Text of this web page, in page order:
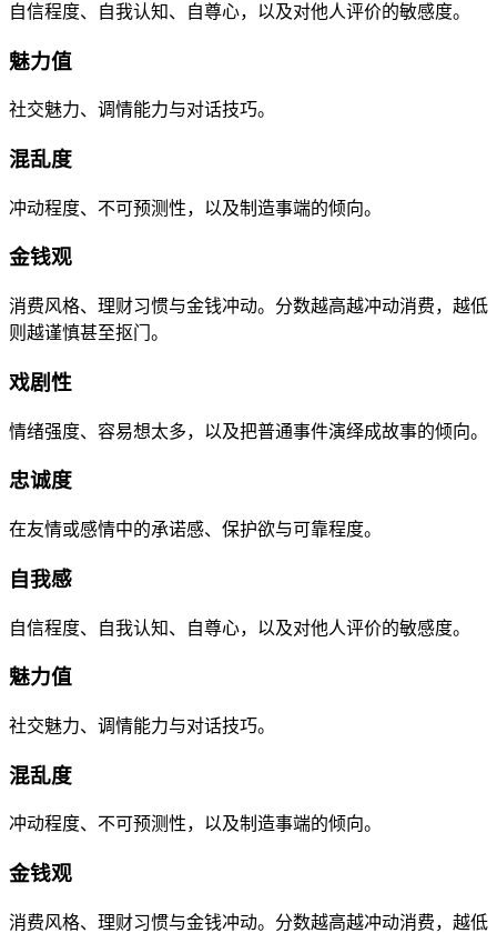
自信程度、自我认知、自尊心，以及对他人评价的敏感度。
魅力值
社交魅力、调情能力与对话技巧。
混乱度
冲动程度、不可预测性，以及制造事端的倾向。
金钱观
消费风格、理财习惯与金钱冲动。分数越高越冲动消费，越低
则越谨慎甚至抠门。
戏剧性
情绪强度、容易想太多，以及把普通事件演绎成故事的倾向。
忠诚度
在友情或感情中的承诺感、保护欲与可靠程度。
自我感
自信程度、自我认知、自尊心，以及对他人评价的敏感度。
魅力值
社交魅力、调情能力与对话技巧。
混乱度
冲动程度、不可预测性，以及制造事端的倾向。
金钱观
消费风格、理财习惯与金钱冲动。分数越高越冲动消费，越低